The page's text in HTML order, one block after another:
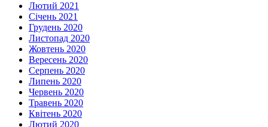
Лютий 2021
Січень 2021
Грудень 2020
Листопад 2020
Жовтень 2020
Вересень 2020
Серпень 2020
Липень 2020
Червень 2020
Травень 2020
Квітень 2020
Лютий 2020